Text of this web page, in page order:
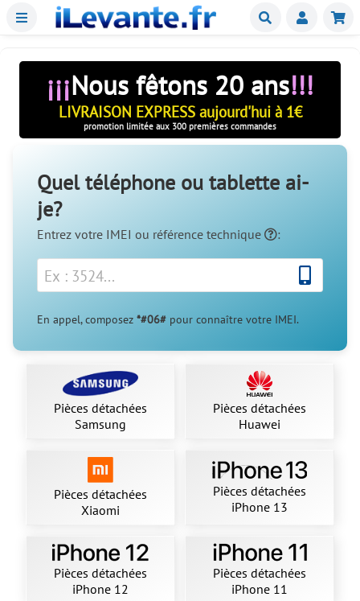
Menu Buscar
¡¡¡Nous fêtons 20 ans!!!
LIVRAISON EXPRESS aujourd'hui à 1€
promotion limitée aux 300 premières commandes
Quel téléphone ou tablette ai-
je?
Entrez votre IMEI ou référence technique :
En appel, composez *#06# pour connaître votre IMEI.
Pièces détachées
Samsung
Pièces détachées
Huawei
Pièces détachées
Xiaomi
Pièces détachées
iPhone 13
Pièces détachées
iPhone 12
Pièces détachées
iPhone 11